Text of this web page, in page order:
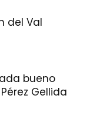
del Val
bueno
Gellida